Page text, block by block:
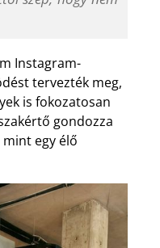
Instagram-
tervezték meg,
is fokozatosan
gondozza
egy élő